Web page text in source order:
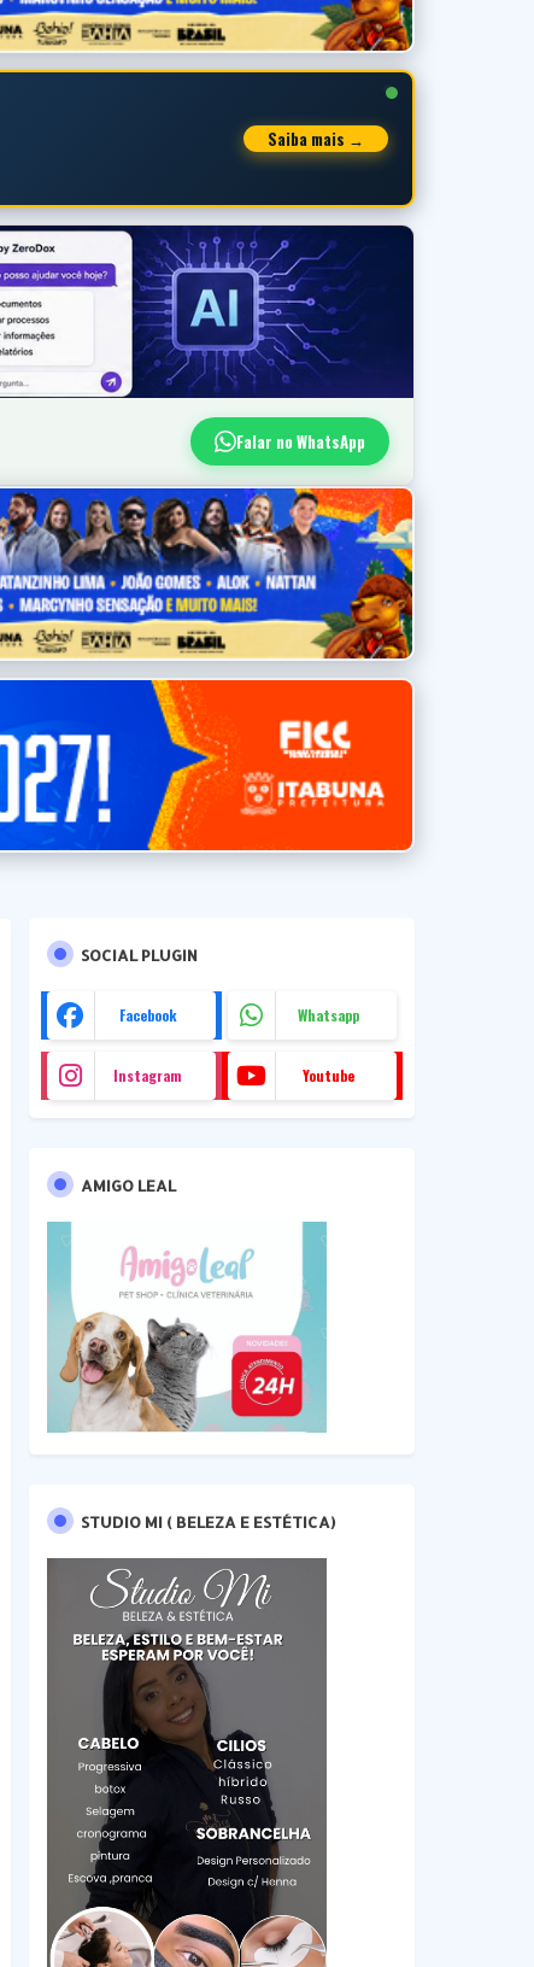
Saiba mais →
Falar no WhatsApp
SOCIAL PLUGIN
Facebook Whatsapp
Instagram Youtube
AMIGO LEAL
STUDIO MI ( BELEZA E ESTÉTICA)